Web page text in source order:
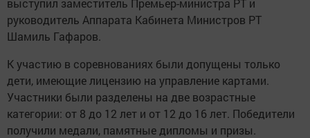
выступил заместитель Премьер-министра РТ и
руководитель Аппарата Кабинета Министров РТ
Шамиль Гафаров.
К участию в соревнованиях были допущены только
дети, имеющие лицензию на управление картами.
Участники были разделены на две возрастные
категории: от 8 до 12 лет и от 12 до 16 лет. Победители
получили медали, памятные дипломы и призы.